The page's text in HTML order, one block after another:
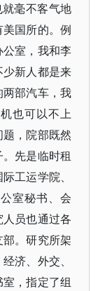
毫不客气地
国所的。例
室，我和李
新人都是来
部汽车，我
也可以不上
，院部既然
先是临时租
工运学院、
室秘书、会
员也通过各
。研究所架
济、外交、
，指定了组